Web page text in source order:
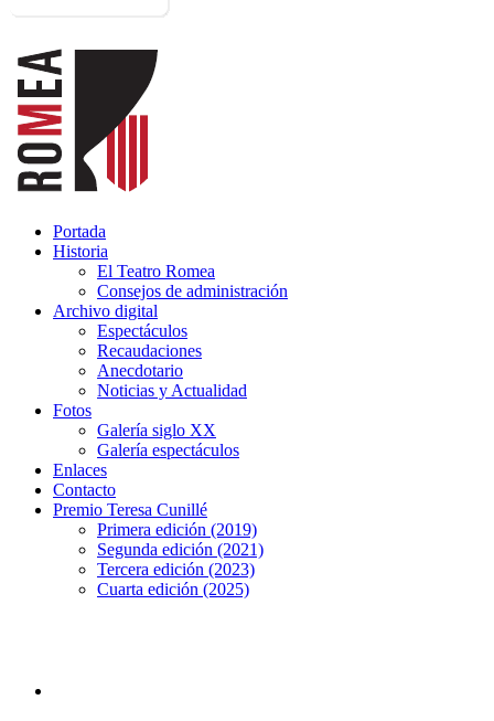
Portada
Historia
El Teatro Romea
Consejos de administración
Archivo digital
Espectáculos
Recaudaciones
Anecdotario
Noticias y Actualidad
Fotos
Galería siglo XX
Galería espectáculos
Enlaces
Contacto
Premio Teresa Cunillé
Primera edición (2019)
Segunda edición (2021)
Tercera edición (2023)
Cuarta edición (2025)